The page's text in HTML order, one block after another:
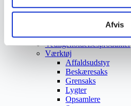
Afvis
Vejmarkering
Ukrudtsbekæmpelse
Vaskeri Produkter
Vedligeholdelsesprodukter
Værktøj
Affaldsudstyr
Beskæresaks
Grensaks
Lygter
Opsamlere